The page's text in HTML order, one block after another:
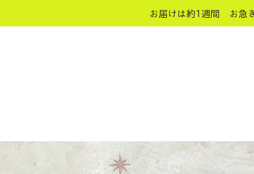
お届けは約1週間 お急